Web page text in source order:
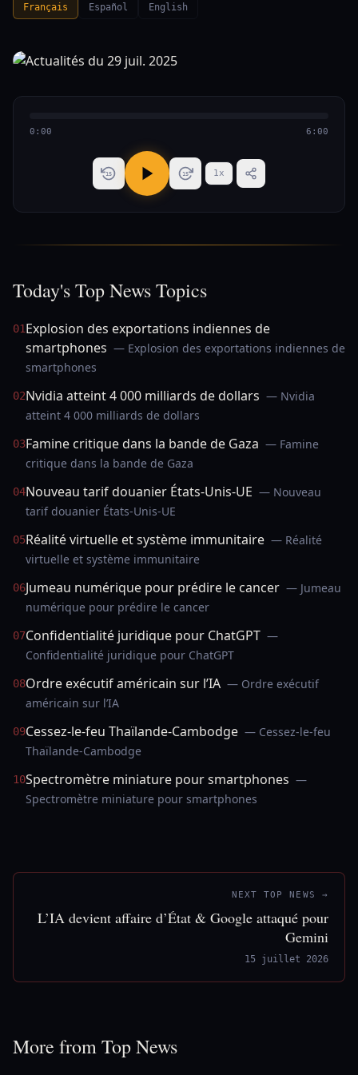
Français Español English
0:00 6:00
15 15 1x
Today's Top News Topics
01Explosion des exportations indiennes de
smartphones — Explosion des exportations indiennes de
smartphones
02Nvidia atteint 4 000 milliards de dollars — Nvidia
atteint 4 000 milliards de dollars
03Famine critique dans la bande de Gaza — Famine
critique dans la bande de Gaza
04Nouveau tarif douanier États-Unis-UE — Nouveau
tarif douanier États-Unis-UE
05Réalité virtuelle et système immunitaire — Réalité
virtuelle et système immunitaire
06Jumeau numérique pour prédire le cancer — Jumeau
numérique pour prédire le cancer
07Confidentialité juridique pour ChatGPT —
Confidentialité juridique pour ChatGPT
08Ordre exécutif américain sur l’IA — Ordre exécutif
américain sur l’IA
09Cessez-le-feu Thaïlande-Cambodge — Cessez-le-feu
Thaïlande-Cambodge
10Spectromètre miniature pour smartphones —
Spectromètre miniature pour smartphones
NEXT TOP NEWS →
L’IA devient affaire d’État & Google attaqué pour
Gemini
15 juillet 2026
More from Top News